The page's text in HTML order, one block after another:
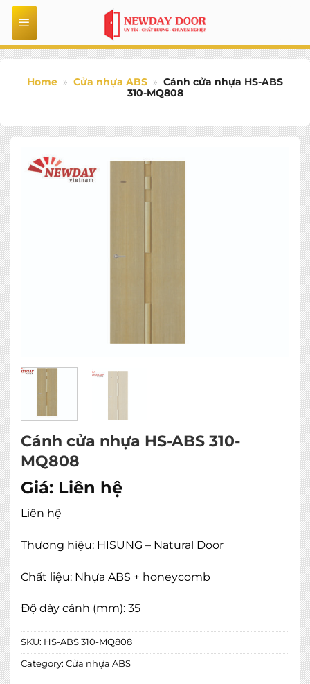
Bỏ
qua
nội
dung
Home » Cửa nhựa ABS » Cánh cửa nhựa HS-ABS
310-MQ808
Cánh cửa nhựa HS-ABS 310-
MQ808
Giá: Liên hệ
Liên hệ
Thương hiệu: HISUNG – Natural Door
Chất liệu: Nhựa ABS + honeycomb
Độ dày cánh (mm): 35
SKU: HS-ABS 310-MQ808
Category: Cửa nhựa ABS